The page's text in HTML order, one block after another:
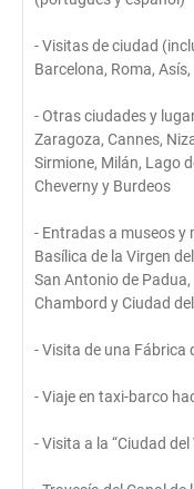
- Visitas de ciudad
Barcelona, ​​Roma,
- Otras ciudades y
Zaragoza, Cannes,
Sirmione, Milán, Lago
Cheverny y Burdeos
- Entradas a museos y
Basílica de la Virgen
San Antonio de
Chambord y Ciudad
- Visita de una Fábrica
- Viaje en taxi-barco
- Visita a la “Ciudad